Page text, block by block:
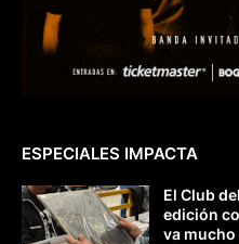
ESPECIALES IMPACTA
El Club
edición
va mucho